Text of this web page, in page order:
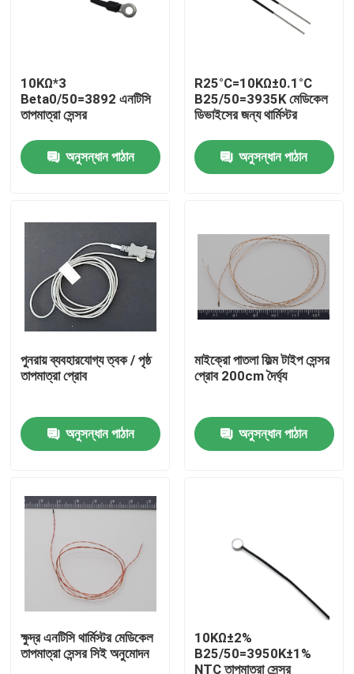
VR প্রদর্শন
আমাদের সম্পর্কে
কারখানা ভ্রমণ
যোগাযোগ করুন
মেডিকেল তাপমাত্রা সেন্সর
সারফেস মাউন্ট তাপমাত্রা সেন্সর
এনটিসি তাপমাত্রা সেন্সর
10KΩ*3
Beta0/50=3892 এনটিসি
তাপমাত্রা সেন্সর
অনুসন্ধান পাঠান
R25°C=10KΩ±0.1°C
B25/50=3935K মেডিকেল
ডিভাইসের জন্য থার্মিস্টর
অনুসন্ধান পাঠান
পুনরায় ব্যবহারযোগ্য ত্বক / পৃষ্ঠ
তাপমাত্রা প্রোব
অনুসন্ধান পাঠান
মাইক্রো পাতলা ফিল্ম টাইপ সেন্সর
প্রোব 200cm দৈর্ঘ্য
অনুসন্ধান পাঠান
ক্ষুদ্র এনটিসি থার্মিস্টর মেডিকেল
তাপমাত্রা সেন্সর সিই অনুমোদন
10KΩ±2%
B25/50=3950K±1%
NTC তাপমাত্রা সেন্সর